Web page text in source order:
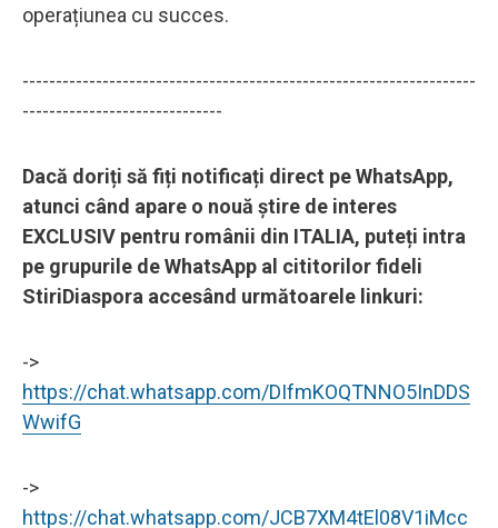
operațiunea cu succes.
--------------------------------------------------------------------
------------------------------
Dacă doriți să fiți notificați direct pe WhatsApp,
atunci când apare o nouă știre de interes
EXCLUSIV pentru românii din ITALIA, puteți intra
pe grupurile de WhatsApp al cititorilor fideli
StiriDiaspora accesând următoarele linkuri:
->
https://chat.whatsapp.com/DIfmKOQTNNO5InDDS
WwifG
->
https://chat.whatsapp.com/JCB7XM4tEl08V1iMcc